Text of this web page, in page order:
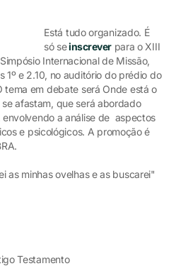
Está tudo organizado. É
só seinscreverpara o XIII
Internacional de Missão,
1º e 2.10, no auditório do prédio do
tema em debate será Onde está o
afastam, que será abordado
a análise de aspectos
e psicológicos. A promoção é
as minhas ovelhas e as buscarei"
Testamento